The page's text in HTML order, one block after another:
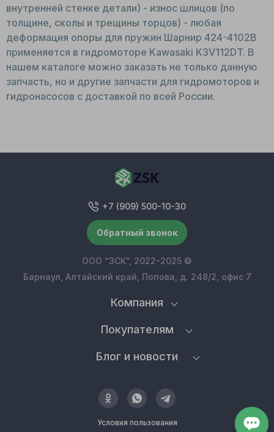
внутренней стенке детали) - износ шлицов (по
толщине, сколы и трещины торцов) - любая
деформация опоры для пружин Шарнир 424-4102B
применяется в гидромоторе Kawasaki K3V112DT. В
нашем каталоге можно заказать не только данную
запчасть, но и другие запчасти для гидромоторов и
гидронасосов с доставкой по всей России.
Условия пользования
Компания
Покупателям
Блог и новости
+7 (909) 500-10-30
Обратный звонок
ООО “ЗСК”, 2022-2025 ©
Барнаул, Алтайский край, Попова, д. 248/2, офис 7